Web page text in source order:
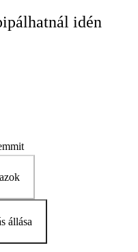
idén
állása